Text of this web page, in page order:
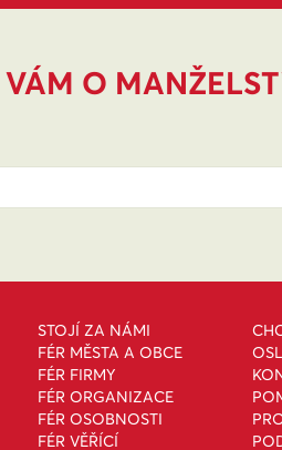
O
STOJÍ ZA NÁMI
FÉR MĚSTA A OBCE
FÉR FIRMY
FÉR ORGANIZACE
FÉR OSOBNOSTI
FÉR VĚŘÍCÍ